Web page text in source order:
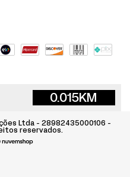
0.015KM
Ltda - 28982435000106 -
reservados.